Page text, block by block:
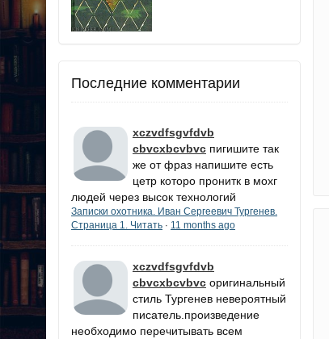
Последние комментарии
xczvdfsgvfdvb
cbvcxbcvbvc пигишите так
же от фраз напишите есть
цетр которо пронитк в мохг
людей через высок технологий
Записки охотника. Иван Сергеевич Тургенев.
Страница 1. Читать · 11 months ago
xczvdfsgvfdvb
cbvcxbcvbvc оригинальный
стиль Тургенев невероятный
писатель.произведение
необходимо перечитывать всем